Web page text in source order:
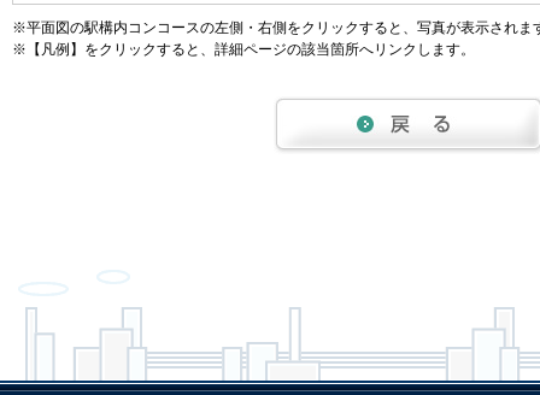
※平面図の駅構内コンコースの左側・右側をクリックすると、写真が表示されま
※【凡例】をクリックすると、詳細ページの該当箇所へリンクします。